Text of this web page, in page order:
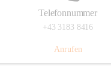
Telefonnummer
+43 3183 8416
Anrufen